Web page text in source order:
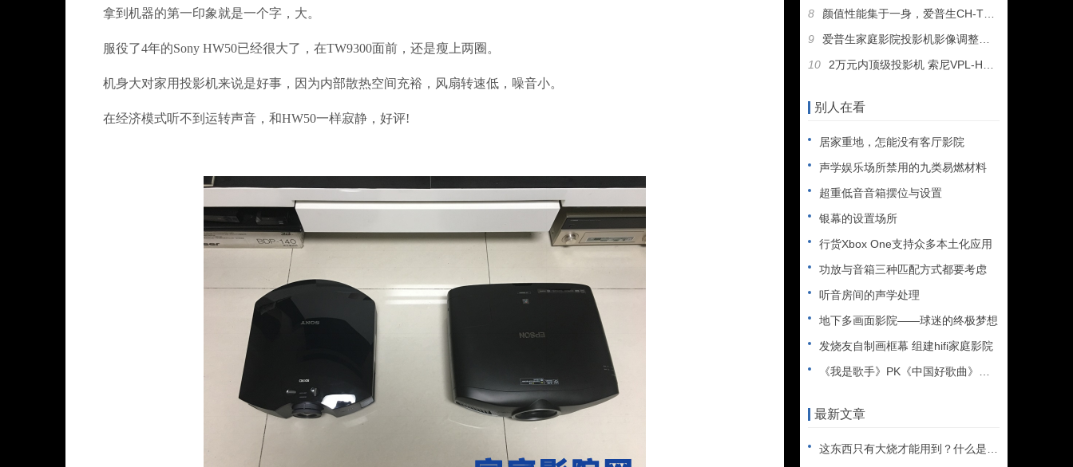
拿到机器的第一印象就是一个字，大。
服役了4年的Sony HW50已经很大了，在TW9300面前，还是瘦上两圈。
机身大对家用投影机来说是好事，因为内部散热空间充裕，风扇转速低，噪音小。
在经济模式听不到运转声音，和HW50一样寂静，好评!
8
颜值性能集于一身，爱普生CH-TW6300 3D投影机测评
9
爱普生家庭影院投影机影像调整心得，TW8400评测
10
2万元内顶级投影机 索尼VPL-HW40ES点评
别人在看
居家重地，怎能没有客厅影院
声学娱乐场所禁用的九类易燃材料
超重低音音箱摆位与设置
银幕的设置场所
行货Xbox One支持众多本土化应用
功放与音箱三种匹配方式都要考虑
听音房间的声学处理
地下多画面影院——球迷的终极梦想
发烧友自制画框幕 组建hifi家庭影院
《我是歌手》PK《中国好歌曲》一套音响决胜负
最新文章
这东西只有大烧才能用到？什么是XLR接口？平衡音频信号线、低